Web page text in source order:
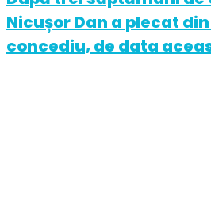
Nicușor Dan a plecat
concediu, de data